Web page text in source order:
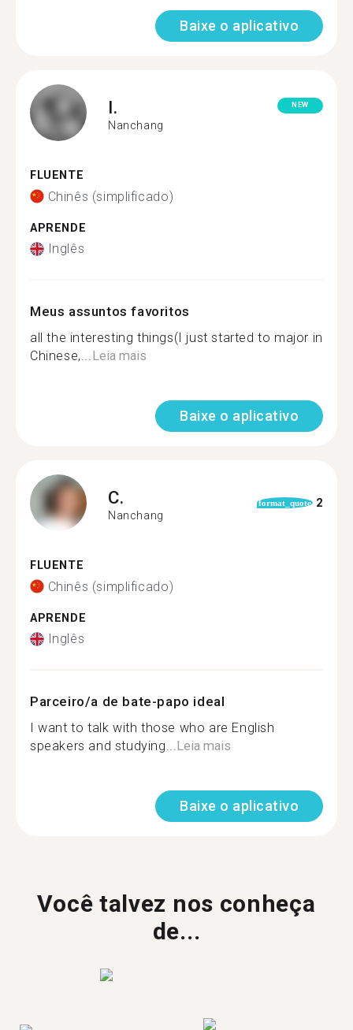
Baixe o aplicativo
I.
Nanchang
NEW
FLUENTE
Chinês (simplificado)
APRENDE
Inglês
Meus assuntos favoritos
all the interesting things(I just started to major in
Chinese,...Leia mais
Baixe o aplicativo
C.
Nanchang
format_quote 2
FLUENTE
Chinês (simplificado)
APRENDE
Inglês
Parceiro/a de bate-papo ideal
I want to talk with those who are English
speakers and studying...Leia mais
Baixe o aplicativo
Você talvez nos conheça
de...